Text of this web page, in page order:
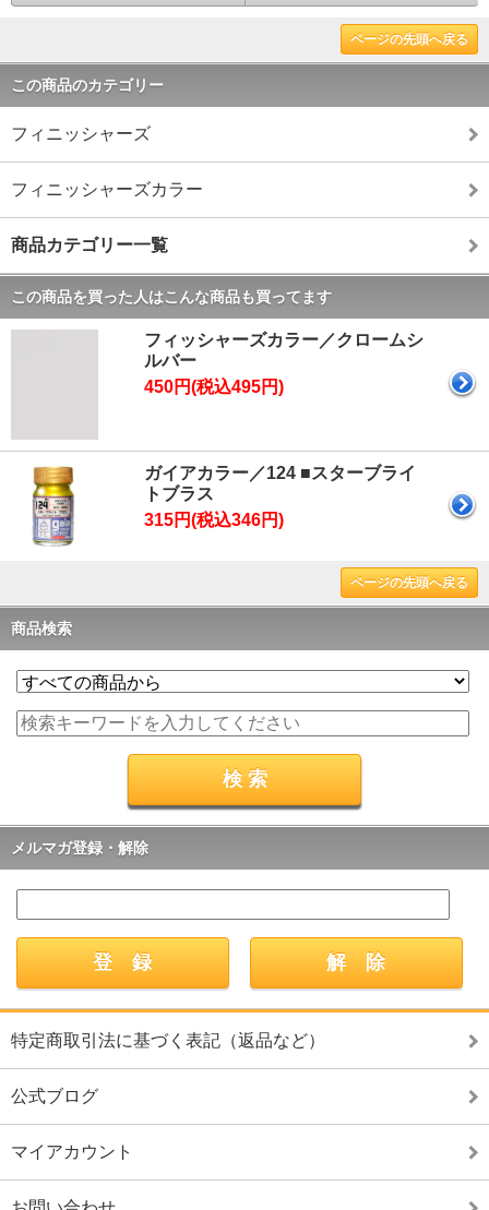
ページの先頭へ戻る
この商品のカテゴリー
フィニッシャーズ
フィニッシャーズカラー
商品カテゴリー一覧
この商品を買った人はこんな商品も買ってます
フィッシャーズカラー／クロームシ
ルバー
450円(税込495円)
ガイアカラー／124 ■スターブライ
トブラス
315円(税込346円)
ページの先頭へ戻る
商品検索
メルマガ登録・解除
特定商取引法に基づく表記（返品など）
公式ブログ
マイアカウント